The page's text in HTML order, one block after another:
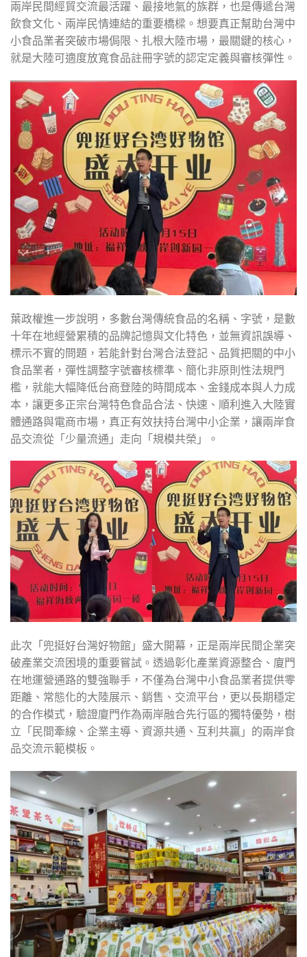
兩岸民間經貿交流最活躍、最接地氣的族群，也是傳遞台灣
飲食文化、兩岸民情連結的重要橋樑。想要真正幫助台灣中
小食品業者突破市場侷限、扎根大陸市場，最關鍵的核心，
就是大陸可適度放寬食品註冊字號的認定定義與審核彈性。
葉政權進一步說明，多數台灣傳統食品的名稱、字號，是數
十年在地經營累積的品牌記憶與文化特色，並無資訊誤導、
標示不實的問題，若能針對台灣合法登記、品質把關的中小
食品業者，彈性調整字號審核標準、簡化非原則性法規門
檻，就能大幅降低台商登陸的時間成本、金錢成本與人力成
本，讓更多正宗台灣特色食品合法、快速、順利進入大陸實
體通路與電商市場，真正有效扶持台灣中小企業，讓兩岸食
品交流從「少量流通」走向「規模共榮」。
此次「兜挺好台灣好物館」盛大開幕，正是兩岸民間企業突
破產業交流困境的重要嘗試。透過彰化產業資源整合、廈門
在地運營通路的雙強聯手，不僅為台灣中小食品業者提供零
距離、常態化的大陸展示、銷售、交流平台，更以長期穩定
的合作模式，驗證廈門作為兩岸融合先行區的獨特優勢，樹
立「民間牽線、企業主導、資源共通、互利共贏」的兩岸食
品交流示範模板。